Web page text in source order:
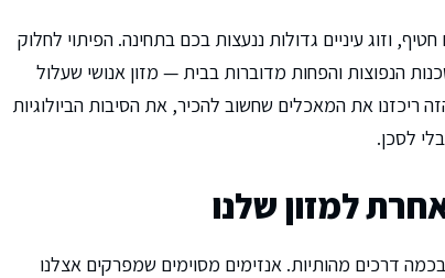
וזוג עיניים גדולות ננעצות בכם בתחינה. הפיתוי לחלוק
הנפוצות והפחות מדוברות בבית — מזון אנושי שעלול
ריכזנו את המאכלים שחשוב להכיר, את הסיבות הביולוגיות
לסכן.
למזון שלנו
דרכים מהותיות. אנזימים מסוימים שמפרקים אצלנו